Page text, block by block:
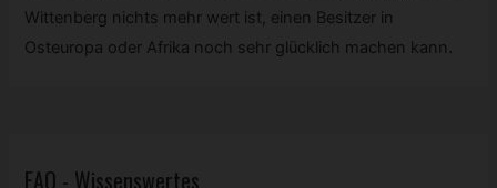
Wittenberg nichts mehr wert ist, einen Besitzer in
Osteuropa oder Afrika noch sehr glücklich machen kann.
FAQ - Wissenswertes